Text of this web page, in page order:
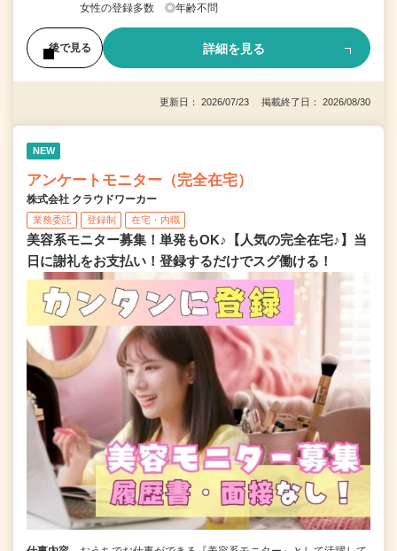
女性の登録多数 ◎年齢不問
後で見る 詳細を見る
更新日： 2026/07/23 掲載終了日： 2026/08/30
NEW
アンケートモニター（完全在宅）
株式会社 クラウドワーカー
業務委託 登録制 在宅・内職
美容系モニター募集！単発もOK♪【人気の完全在宅♪】当
日に謝礼をお支払い！登録するだけでスグ働ける！